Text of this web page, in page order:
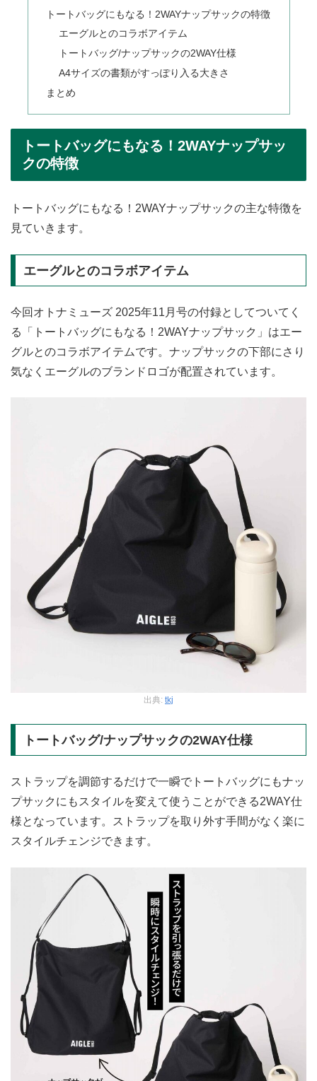
トートバッグにもなる！2WAYナップサックの特徴
エーグルとのコラボアイテム
トートバッグ/ナップサックの2WAY仕様
A4サイズの書類がすっぽり入る大きさ
まとめ
トートバッグにもなる！2WAYナップサッ
クの特徴
トートバッグにもなる！2WAYナップサックの主な特徴を
見ていきます。
エーグルとのコラボアイテム
今回オトナミューズ 2025年11月号の付録としてついてく
る「トートバッグにもなる！2WAYナップサック」はエー
グルとのコラボアイテムです。ナップサックの下部にさり
気なくエーグルのブランドロゴが配置されています。
出典: tkj
トートバッグ/ナップサックの2WAY仕様
ストラップを調節するだけで一瞬でトートバッグにもナッ
プサックにもスタイルを変えて使うことができる2WAY仕
様となっています。ストラップを取り外す手間がなく楽に
スタイルチェンジできます。